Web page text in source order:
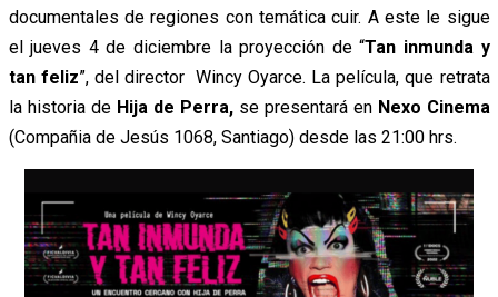
documentales de regiones con temática cuir. A este le sigue
el jueves 4 de diciembre la proyección de “Tan inmunda y
tan feliz”, del director Wincy Oyarce. La película, que retrata
la historia de Hija de Perra, se presentará en Nexo Cinema
(Compañia de Jesús 1068, Santiago) desde las 21:00 hrs.